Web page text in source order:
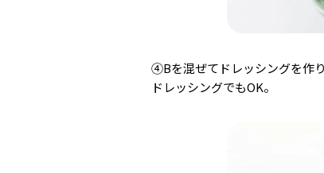
④Bを混ぜてドレッシングを作
ドレッシングでもOK。